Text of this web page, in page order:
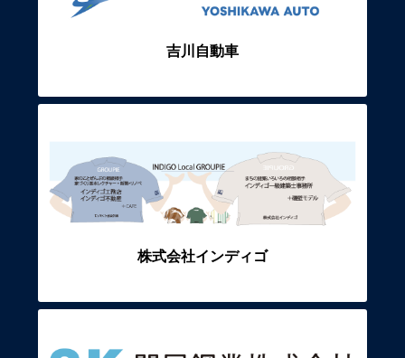
吉川自動車
株式会社インディゴ